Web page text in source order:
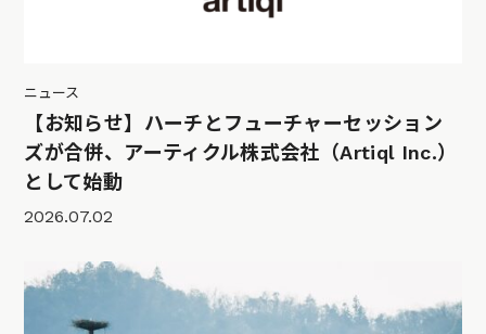
ニュース
【お知らせ】ハーチとフューチャーセッション
ズが合併、アーティクル株式会社（Artiql Inc.）
として始動
2026.07.02